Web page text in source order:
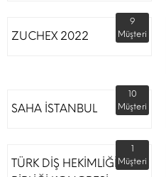
ZUCHEX 2022
9
Müşteri
SAHA İSTANBUL
10
Müşteri
TÜRK DİŞ HEKİMLİĞİ
1
Müşteri